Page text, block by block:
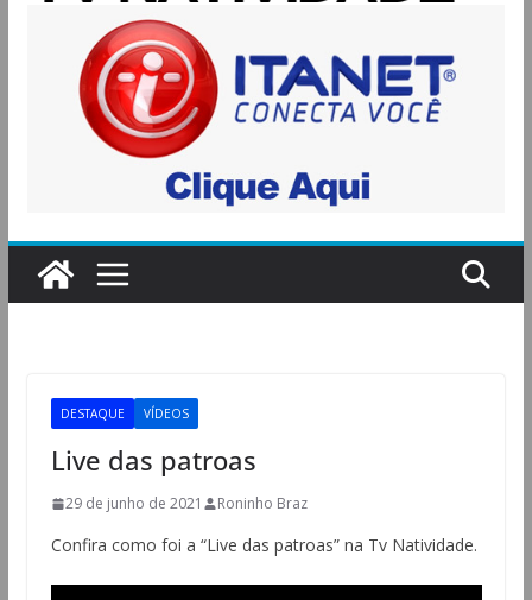
DESTAQUE VÍDEOS
Live das patroas
29 de junho de 2021 Roninho Braz
Confira como foi a “Live das patroas” na Tv Natividade.